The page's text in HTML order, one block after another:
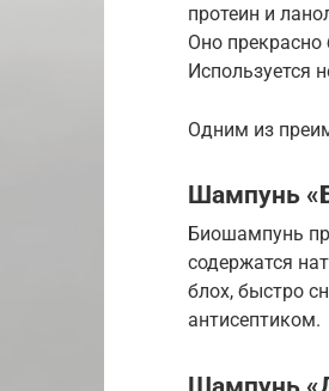
протеин и
Оно
Используется
Одним из
Шампунь
Биошампунь
содержатся
блох, быстро
антисептиком.